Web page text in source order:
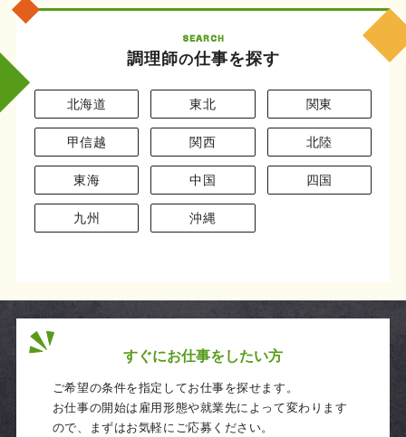
調理師の仕事を探す
SEARCH
北海道 東北 関東
甲信越 関西 北陸
東海 中国 四国
九州 沖縄
すぐにお仕事をしたい方
ご希望の条件を指定してお仕事を探せます。
お仕事の開始は雇用形態や就業先によって変わります
ので、まずはお気軽にご応募ください。